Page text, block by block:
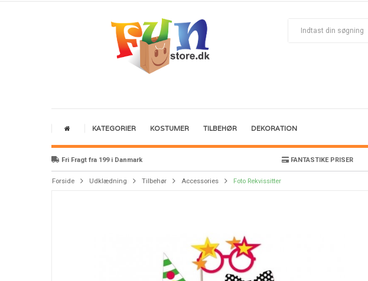
KATEGORIER KOSTUMER TILBEHØR DEKORATION
Fri Fragt fra 199 i Danmark FANTASTIKE PRISER
Forside Udklædning Tilbehør Accessories Foto Rekvissitter